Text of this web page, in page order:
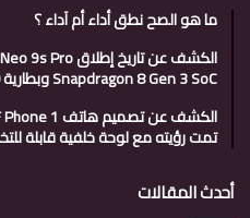
ما هو الصح نطق أداء أم آداء ؟
Snapdragon 8 Gen 3 SoC وبطارية 5500 مللي أمبير في الساعة
تمت رؤيته مع لوحة خلفية قابلة
أحدث المقالات